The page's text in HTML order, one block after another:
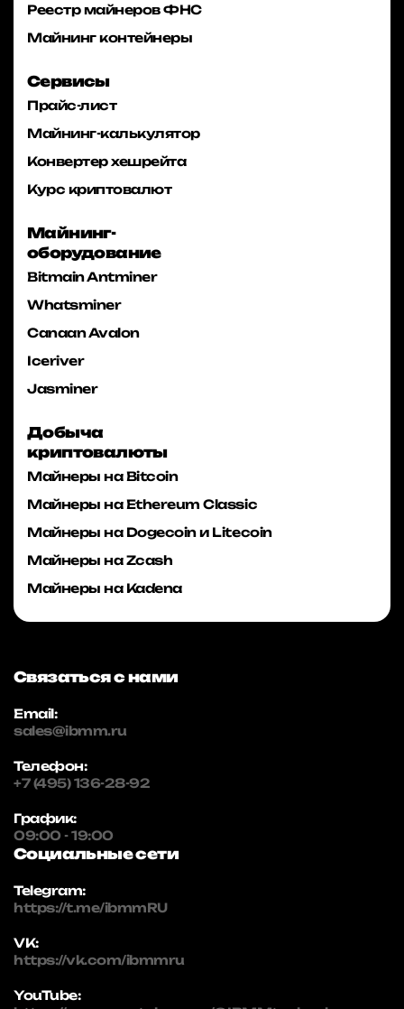
Реестр майнеров ФНС
Майнинг контейнеры
Сервисы
Прайс-лист
Майнинг-калькулятор
Конвертер хешрейта
Курс криптовалют
Майнинг-
оборудование
Bitmain Antminer
Whatsminer
Canaan Avalon
Iceriver
Jasminer
Добыча
криптовалюты
Майнеры на Bitcoin
Майнеры на Ethereum Classic
Майнеры на Dogecoin и Litecoin
Майнеры на Zcash
Майнеры на Kadena
Связаться с нами
Email:
sales@ibmm.ru
Телефон:
+7 (495) 136-28-92
График:
09:00 - 19:00
Социальные сети
Telegram:
https://t.me/ibmmRU
VK:
https://vk.com/ibmmru
YouTube: